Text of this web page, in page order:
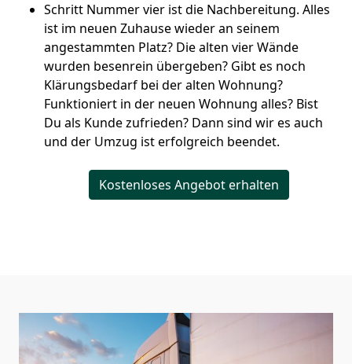
Schritt Nummer vier ist die Nachbereitung. Alles
ist im neuen Zuhause wieder an seinem
angestammten Platz? Die alten vier Wände
wurden besenrein übergeben? Gibt es noch
Klärungsbedarf bei der alten Wohnung?
Funktioniert in der neuen Wohnung alles? Bist
Du als Kunde zufrieden? Dann sind wir es auch
und der Umzug ist erfolgreich beendet.
Kostenloses Angebot erhalten